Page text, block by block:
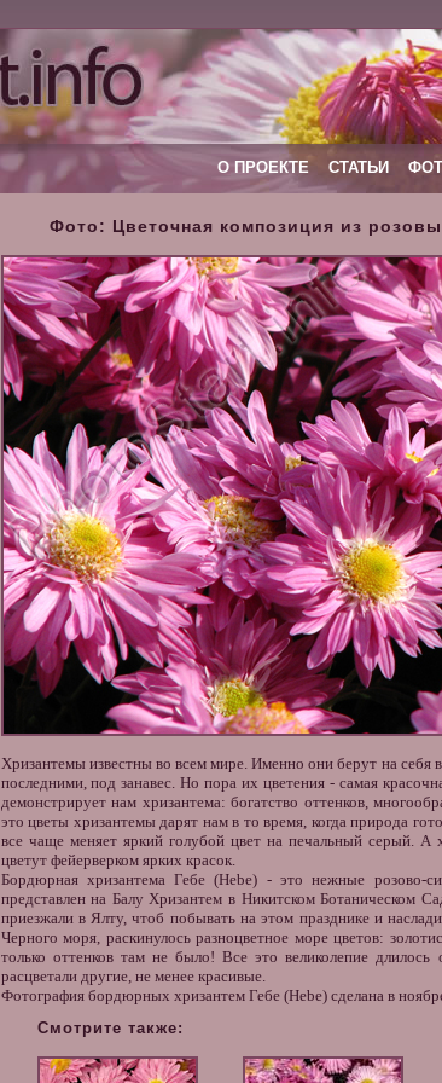
О ПРОЕКТЕ СТАТЬИ
Фото: Цветочная композиция из
Хризантемы известны во всем мире. Именно они берут на себя
последними, под занавес. Но пора их цветения - самая
демонстрирует нам хризантема: богатство оттенков,
этоцветы хризантемы дарят нам в то время, когда природа
все чаще меняет яркий голубой цвет на печальный серый. А
цветут фейерверком ярких красок.
Бордюрная хризантемаГебе (Hebe) - это нежные розово-
представлен на Балу Хризантем в Никитском Ботаническом
приезжали в Ялту, чтоб побывать на этом празднике и
Черного моря, раскинулось разноцветное морецветов:
только оттенков там не было! Все это великолепие
расцветали другие, не менее красивые.
Фотографиябордюрных хризантем Гебе (Hebe) сделана в
Смотрите также: